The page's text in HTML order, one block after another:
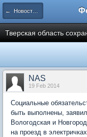
← Новости рынка недвижимости
Тверская область
NAS
19 Feb 2014
Социальные
быть выполнены,
Вологодская и
на проезд в